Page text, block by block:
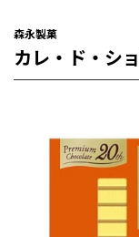
森永製菓
カレ・ド・シ